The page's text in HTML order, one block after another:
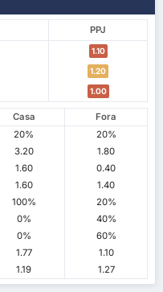
PPJ
1.10
1.20
1.00
Casa
Fora
20%
20%
3.20
1.80
1.60
0.40
1.60
1.40
100%
20%
0%
40%
0%
60%
1.77
1.10
1.19 1.27